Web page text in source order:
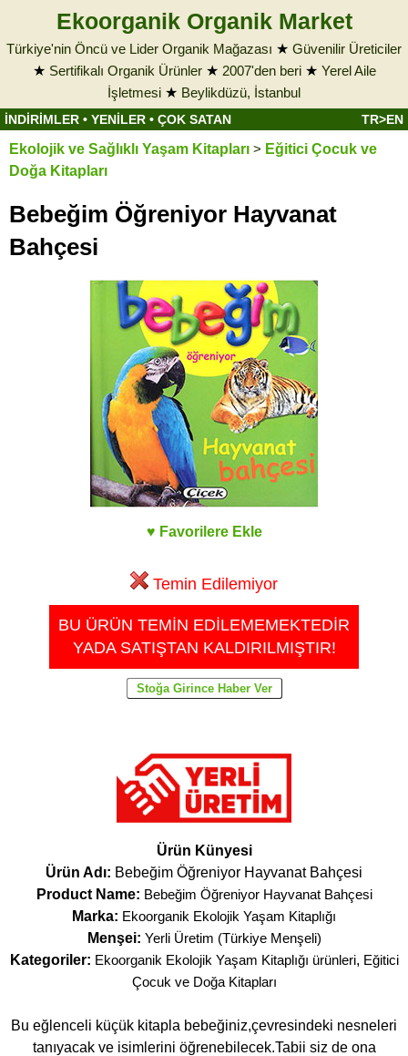
Ekoorganik Organik Market
Türkiye'nin Öncü ve Lider Organik Mağazası ★ Güvenilir Üreticiler
★ Sertifikalı Organik Ürünler★ 2007'den beri★ Yerel Aile
İşletmesi ★ Beylikdüzü, İstanbul
İNDİRİMLER • YENİLER • ÇOK SATAN TR>EN
Ekolojik ve Sağlıklı Yaşam Kitapları > Eğitici Çocuk ve
Doğa Kitapları
Bebeğim Öğreniyor Hayvanat
Bahçesi
♥ Favorilere Ekle
Temin Edilemiyor
BU ÜRÜN TEMİN EDİLEMEMEKTEDİR
YADA SATIŞTAN KALDIRILMIŞTIR!
Ürün Künyesi
Ürün Adı: Bebeğim Öğreniyor Hayvanat Bahçesi
Product Name: Bebeğim Öğreniyor Hayvanat Bahçesi
Marka: Ekoorganik Ekolojik Yaşam Kitaplığı
Menşei: Yerli Üretim (Türkiye Menşeli)
Kategoriler: Ekoorganik Ekolojik Yaşam Kitaplığı ürünleri, Eğitici
Çocuk ve Doğa Kitapları
Bu eğlenceli küçük kitapla bebeğiniz,çevresindeki nesneleri
tanıyacak ve isimlerini öğrenebilecek.Tabii siz de ona